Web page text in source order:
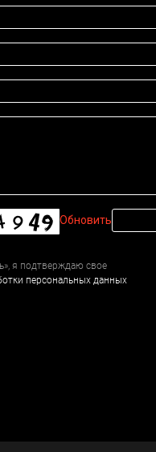
Обновить
я подтверждаю свое
персональных данных